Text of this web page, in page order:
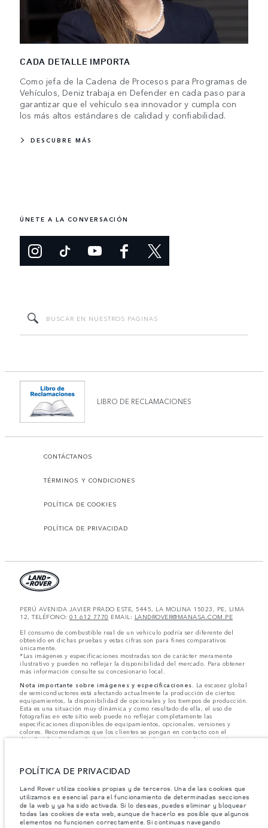
CADA DETALLE IMPORTA
Como jefa de la Cadena de Procesos para Programas de
Vehículos, Deniz trabaja en Defender en cada paso para
garantizar que el vehículo sea innovador y cumpla con
los más altos estándares de calidad y confiabilidad.
DESCUBRE MÁS
ÚNETE A LA CONVERSACIÓN
LIBRO DE RECLAMACIONES
CONTÁCTANOS
TÉRMINOS Y CONDICIONES
POLÍTICA DE COOKIES
POLÍTICA DE PRIVACIDAD
PERÚ AVENIDA JAVIER PRADO ESTE, 5445, LA MOLINA 15023, PE, LIMA
12, TELÉFONO: 01 612 7770 EMAIL: LANDROVER@MANASA.COM.PE
El consumo de combustible real de un vehículo podría ser diferente del
obtenido en dichas pruebas y estas cifras son para fines comparativos
únicamente.
*Las imágenes y especificaciones mostradas son de carácter meramente
ilustrativo y pueden no reflejar la disponibilidad del mercado. Para obtener
más información consulte su concesionario local.
Nota importante sobre imágenes y especificaciones.
La escasez global
de semiconductores está afectando actualmente la producción de ciertos
equipamientos, la disponibilidad de opcionales y los tiempos de producción.
Esta es una situación muy dinámica y como resultado de ella, el uso de
fotografías en este sitio web puede no reflejar completamente las
especificaciones disponibles de equipamientos, opcionales, versiones y
colores. Recomendamos que los clientes se pongan en contacto con el
distribuidor de su preferencia, quien podrá dar a conocer las restricciones
Jaguar Land Rover Limited busca constantemente nuevas formas de mejorar
accesorios, por lo que se producen modificaciones de forma continua y sin
previo aviso. Según el modelo, algunas funciones serán opcionales o
vendrán incluidas de serie. La información, las especificaciones, los motores
y los colores que aparecen en esta página web se basan en las
especificaciones europeas. Estos pueden variar en función del mercado y
pueden ser modificados sin previo aviso. Algunos vehículos se muestran con
POLÍTICA DE PRIVACIDAD
Land Rover utiliza cookies propias y de terceros. Una de las cookies que
utilizamos es esencial para el funcionamiento de determinadas secciones
de la web y ya ha sido activada. Si lo deseas, puedes eliminar y bloquear
todas las cookies de esta web, aunque de hacerlo es posible que algunos
elementos no funcionen correctamente. Si continuas navegando